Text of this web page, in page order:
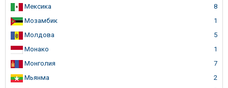
Мексика
8
Мозамбик
1
Молдова
5
Монако
1
Монголия
7
Мьянма
2